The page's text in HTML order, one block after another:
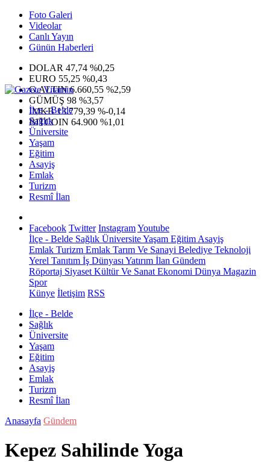
Foto Galeri
Videolar
Canlı Yayın
Günün Haberleri
DOLAR 47,74 %0,25
EURO 55,25 %0,43
G.ALTIN6.660,55 %2,59
GÜMÜŞ 98 %3,57
IMKB13.779,39 %-0,14
BITCOIN 64.900 %1,01
İlçe - Belde
Sağlık
Üniversite
Yaşam
Eğitim
Asayiş
Emlak
Turizm
Resmî İlan
Facebook Twitter InstagramYoutube
İlçe - Belde Sağlık ÜniversiteYaşam Eğitim Asayiş
Emlak Turizm Emlak Tarım Ve Sanayi Belediye Teknoloji
Yerel Tanıtım İş Dünyası Yatırım İlan Gündem
Röportaj Siyaset Kültür Ve Sanat Ekonomi Dünya Magazin
Spor
Künye İletişim RSS
İlçe - Belde
Sağlık
Üniversite
Yaşam
Eğitim
Asayiş
Emlak
Turizm
Resmî İlan
Anasayfa Gündem
Kepez Sahilinde Yoga